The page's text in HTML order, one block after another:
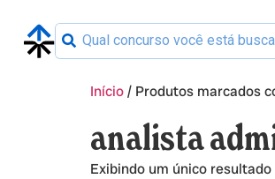
Início/ Produtos marcados
analista
Exibindo um único resultado